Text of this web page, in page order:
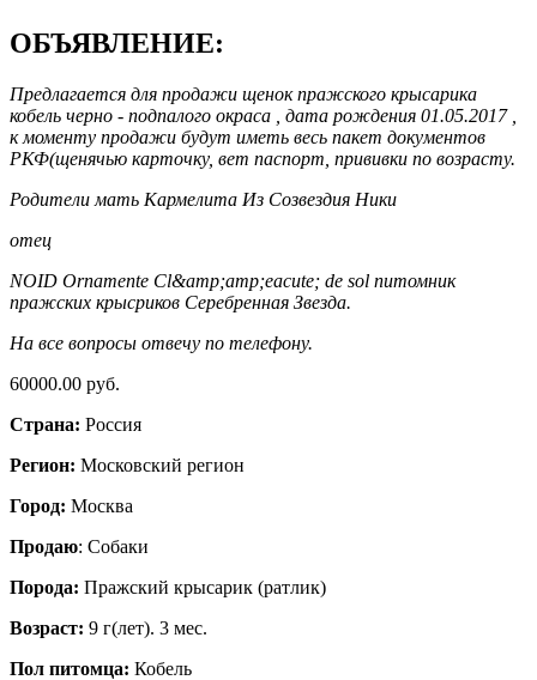
ОБЪЯВЛЕНИЕ:
Предлагается для продажи щенок пражского крысарика
кобель черно - подпалого окраса , дата рождения 01.05.2017 ,
к моменту продажи будут иметь весь пакет документов
РКФ(щенячью карточку, вет паспорт, прививки по возрасту.
Родители мать Кармелита Из Созвездия Ники
отец
NOID Ornamente Cl&amp;amp;eacute; de sol питомник
пражских крысриков Серебренная Звезда.
На все вопросы отвечу по телефону.
60000.00 руб.
Страна: Россия
Регион: Московский регион
Город: Москва
Продаю: Собаки
Порода: Пражский крысарик (ратлик)
Возраст: 9 г(лет). 3 мес.
Пол питомца: Кобель